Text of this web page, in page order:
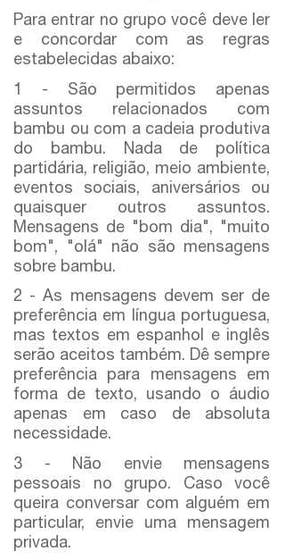
Para entrar no grupo você deve ler
e concordar com as regras
estabelecidas abaixo:
1 - São permitidos apenas
assuntos relacionados com
bambu ou com a cadeia produtiva
do bambu. Nada de política
partidária, religião, meio ambiente,
eventos sociais, aniversários ou
quaisquer outros assuntos.
Mensagens de "bom dia", "muito
bom", "olá" não são mensagens
sobre bambu.
2 - As mensagens devem ser de
preferência em língua portuguesa,
mas textos em espanhol e inglês
serão aceitos também. Dê sempre
preferência para mensagens em
forma de texto, usando o áudio
apenas em caso de absoluta
necessidade.
3 - Não envie mensagens
pessoais no grupo. Caso você
queira conversar com alguém em
particular, envie uma mensagem
privada.